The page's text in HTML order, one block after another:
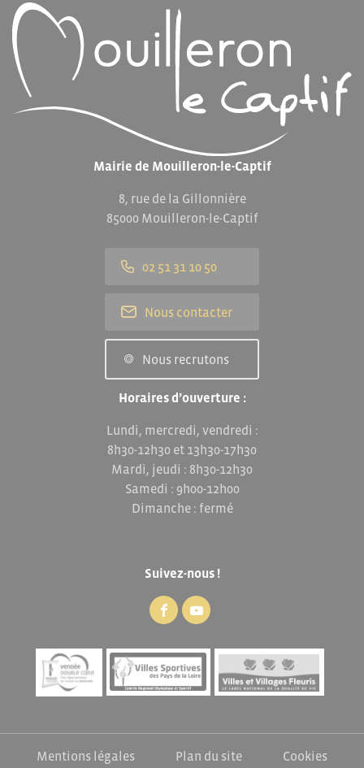
Mairie de Mouilleron-le-Captif
8, rue de la Gillonnière
85000 Mouilleron-le-Captif
02 51 31 10 50
Nous contacter
Nous recrutons
Horaires d’ouverture :
Lundi, mercredi, vendredi :
8h30-12h30 et 13h30-17h30
Mardi, jeudi : 8h30-12h30
Samedi : 9h00-12h00
Dimanche : fermé
Suivez-nous !
Mentions légales Plan du site Cookies